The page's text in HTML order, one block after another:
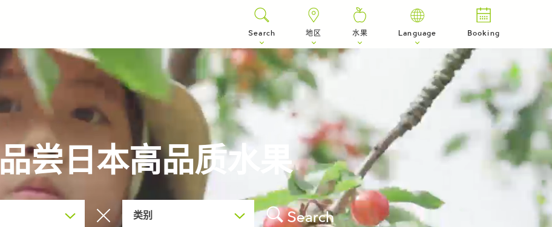
Search 地区 水果 Language Booking
品尝日本高品质水果